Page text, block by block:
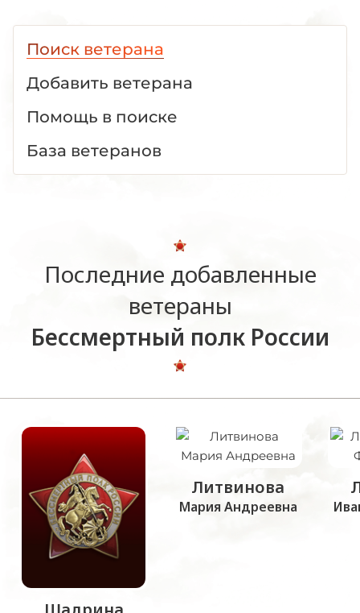
Поиск ветерана
Добавить ветерана
Помощь в поиске
База ветеранов
Последние добавленные
ветераны
Бессмертный полк России
Литвинова
Мария Андреевна